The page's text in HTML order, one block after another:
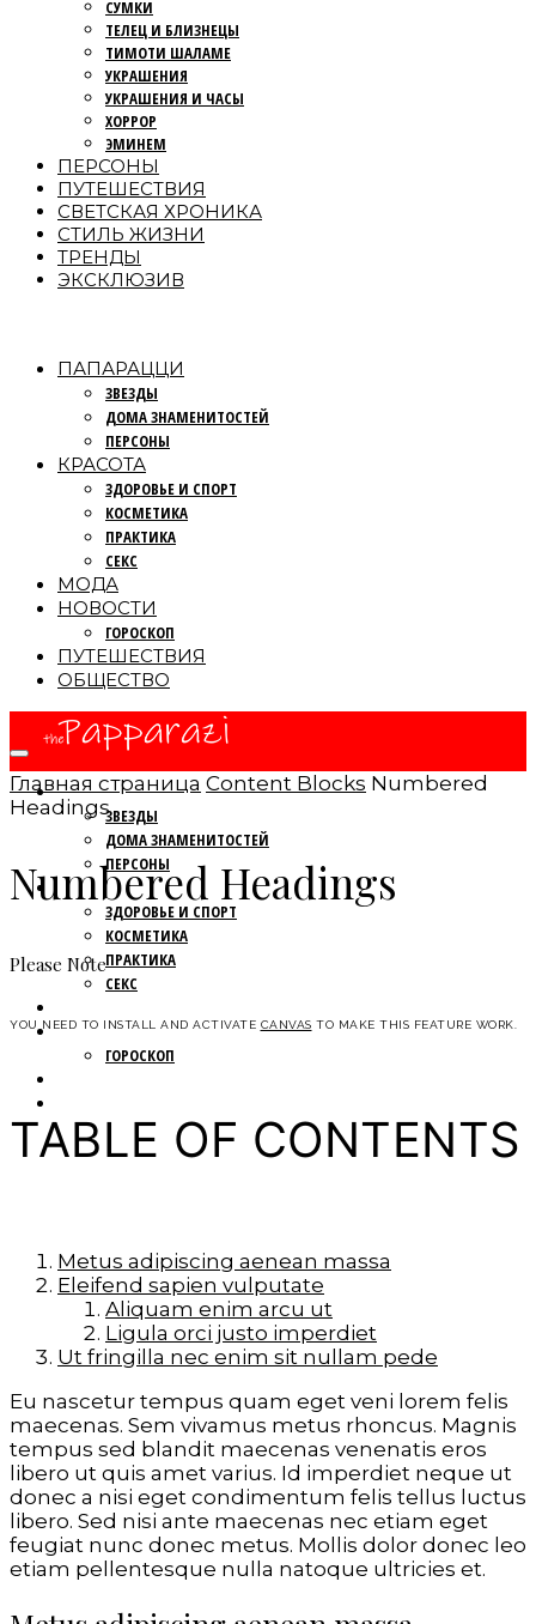
СУМКИ
ТЕЛЕЦ И БЛИЗНЕЦЫ
ТИМОТИ ШАЛАМЕ
УКРАШЕНИЯ
УКРАШЕНИЯ И ЧАСЫ
ХОРРОР
ЭМИНЕМ
ПЕРСОНЫ
ПУТЕШЕСТВИЯ
СВЕТСКАЯ ХРОНИКА
СТИЛЬ ЖИЗНИ
ТРЕНДЫ
ЭКСКЛЮЗИВ
ПАПАРАЦЦИ
ЗВЕЗДЫ
ДОМА ЗНАМЕНИТОСТЕЙ
ПЕРСОНЫ
КРАСОТА
ЗДОРОВЬЕ И СПОРТ
КОСМЕТИКА
ПРАКТИКА
СЕКС
МОДА
НОВОСТИ
ГОРОСКОП
ПУТЕШЕСТВИЯ
ОБЩЕСТВО
ПАПАРАЦЦИ
ЗВЕЗДЫ
ДОМА ЗНАМЕНИТОСТЕЙ
ПЕРСОНЫ
КРАСОТА
ЗДОРОВЬЕ И СПОРТ
КОСМЕТИКА
ПРАКТИКА
СЕКС
НОВОСТИ
ГОРОСКОП
Главная страница Content Blocks Numbered
Headings
Numbered Headings
Please Note
YOU NEED TO INSTALL AND ACTIVATE CANVAS TO MAKE THIS FEATURE WORK.
TABLE OF CONTENTS
Metus adipiscing aenean massa
Eleifend sapien vulputate
Aliquam enim arcu ut
Ligula orci justo imperdiet
Ut fringilla nec enim sit nullam pede
Eu nascetur tempus quam eget veni lorem felis
maecenas. Sem vivamus metus rhoncus. Magnis
tempus sed blandit maecenas venenatis eros
libero ut quis amet varius. Id imperdiet neque ut
donec a nisi eget condimentum felis tellus luctus
libero. Sed nisi ante maecenas nec etiam eget
feugiat nunc donec metus. Mollis dolor donec leo
etiam pellentesque nulla natoque ultricies et.